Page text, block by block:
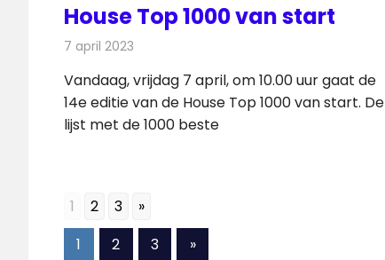
House Top 1000 van start
7 april 2023
Vandaag, vrijdag 7 april, om 10.00 uur gaat de
14e editie van de House Top 1000 van start. De
lijst met de 1000 beste
1 2 3 »
Berichten
1 2 3
Volgende
»